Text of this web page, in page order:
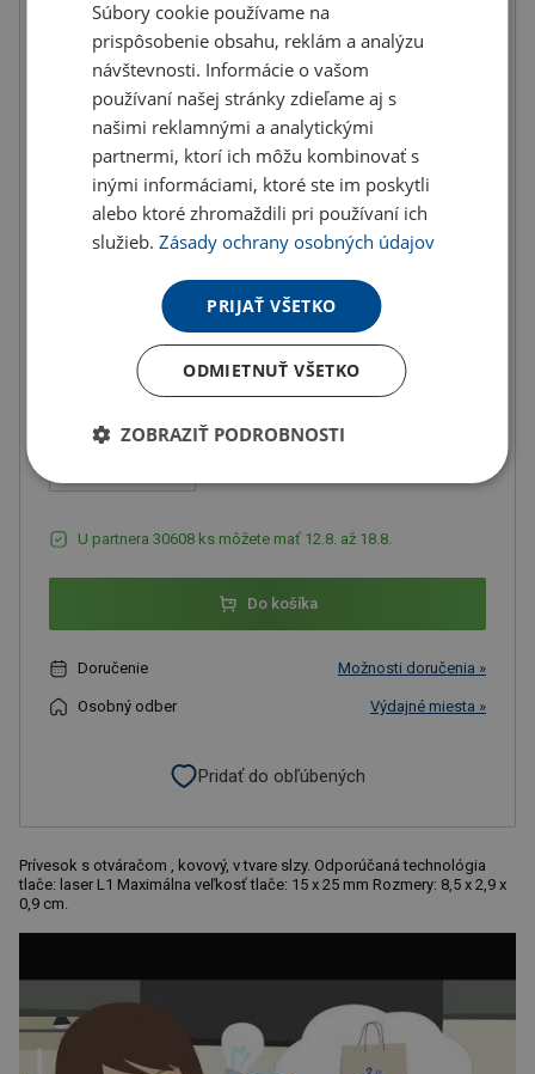
ks
1.45 € s DPH
Množstevné zľavy
od
10 ks
1.12 €
(-5.00%)
od
20 ks
1.09 €
(-8.00%)
50 ks
1.05 €
(-11.00
%)
200 ks
(-20.00%)
(-25.00
0.83 €
U partnera 30608 ks môžete mať 12.8. až 18.8.
Do košíka
Doručenie Možnosti doručenia »
Osobný odber Výdajné miesta »
Pridať do obľúbených
Prívesok s otváračom , kovový, v tvare slzy. Odporúčaná technológia
tlače: laser L1 Maximálna veľkosť tlače: 15 x 25 mm Rozmery: 8,5 x 2,9 x
0,9 cm.
Súbory cookie používame na
prispôsobenie obsahu, reklám a analýzu
návštevnosti. Informácie o vašom
používaní našej stránky zdieľame aj s
našimi reklamnými a analytickými
partnermi, ktorí ich môžu kombinovať s
inými informáciami, ktoré ste im poskytli
alebo ktoré zhromaždili pri používaní ich
služieb.Zásady ochrany osobných údajov
PRIJAŤ VŠETKO
ODMIETNUŤ VŠETKO
ZOBRAZIŤ PODROBNOSTI